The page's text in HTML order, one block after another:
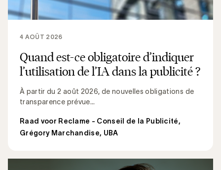
Quand est-ce obligatoire d’indiquer
l’utilisation de l’IA dans la publicité ?
À partir du 2 août 2026, de nouvelles obligations de
transparence prévue...
4 AOÛT 2026
Raad voor Reclame - Conseil de la Publicité,
Grégory Marchandise, UBA